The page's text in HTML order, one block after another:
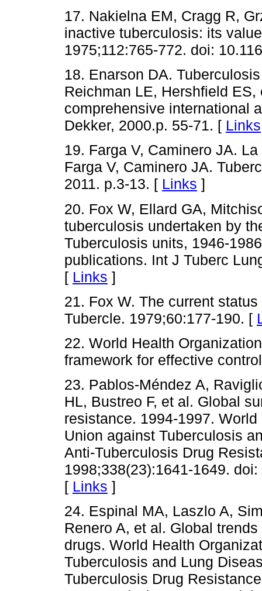
17. Nakielna EM, Cragg R,
inactive tuberculosis: its
1975;112:765-772. doi:
18. Enarson DA.
Reichman LE, Hershfield
comprehensive international
Dekker, 2000.p. 55-71. [ Links
19. Farga V, Caminero JA.
Farga V, Caminero JA.
2011. p.3-13. [ Links ]
20. Fox W, Ellard GA,
tuberculosis undertaken by
Tuberculosis units, 1946-
publications. Int J Tuberc
[ Links ]
21. Fox W. The current
Tubercle. 1979;60:177-190. [
22. World Health
framework for effective
23. Pablos-Méndez A,
HL, Bustreo F, et al. Global
resistance. 1994-1997.
Union against Tuberculosis
Anti-Tuberculosis Drug
1998;338(23):1641-1649.
[ Links ]
24. Espinal MA, Laszlo A,
Renero A, et al. Global
drugs. World Health
Tuberculosis and Lung
Tuberculosis Drug